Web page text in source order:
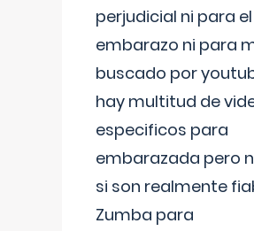
perjudicial ni para el
embarazo ni para
buscado por
hay multitud de
especificos para
embarazada pero
si son realmente
Zumba para